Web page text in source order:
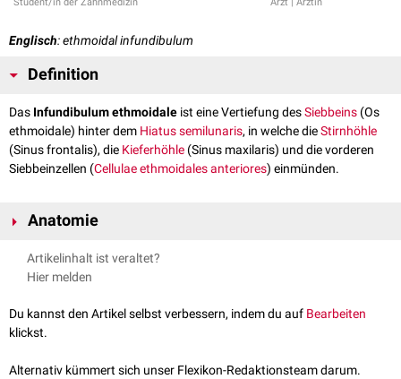
Student/in der Zahnmedizin Arzt | Ärztin
Englisch: ethmoidal infundibulum
Definition
Das Infundibulum ethmoidale ist eine Vertiefung desSiebbeins (Os
ethmoidale) hinter dem Hiatus semilunaris, in welche dieStirnhöhle
(Sinus frontalis), die Kieferhöhle (Sinus maxilaris) und die vorderen
Siebbeinzellen (Cellulae ethmoidales anteriores) einmünden.
Anatomie
Das Infundibulum ethmoidale liegt zwischen dem
Bulla ethmoidalis
Artikelinhalt ist veraltet?
Hier melden
Du kannst den Artikel selbst verbessern, indem du auf Bearbeiten
klickst.
Alternativ kümmert sich unser Flexikon-Redaktionsteam darum.